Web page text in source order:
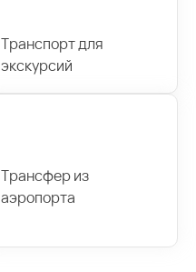
Транспорт для
экскурсий
Трансфер из
аэропорта